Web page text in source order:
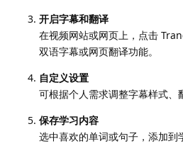
开启字幕和翻译
在视频网站或网页上，点击
双语字幕或网页翻译功能。
自定义设置
可根据个人需求调整字幕样式、
保存学习内容
选中喜欢的单词或句子，添加到